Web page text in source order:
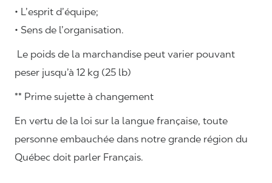
• L’esprit d’équipe;
• Sens de l’organisation.
Le poids de la marchandise peut varier pouvant
peser jusqu’à 12 kg (25 lb)
** Prime sujette à changement
En vertu de la loi sur la langue française, toute
personne embauchée dans notre grande région du
Québec doit parler Français.